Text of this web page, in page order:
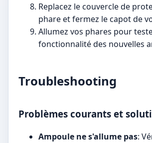
Replacez le couvercle de
phare et fermez le capot de
Allumez vos phares pour
fonctionnalité des nouvelles
Troubleshooting
Problèmes courants et
Ampoule ne s'allume pas: